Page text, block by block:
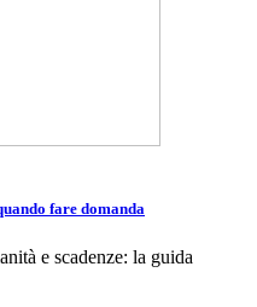
fare domanda
e scadenze: la guida